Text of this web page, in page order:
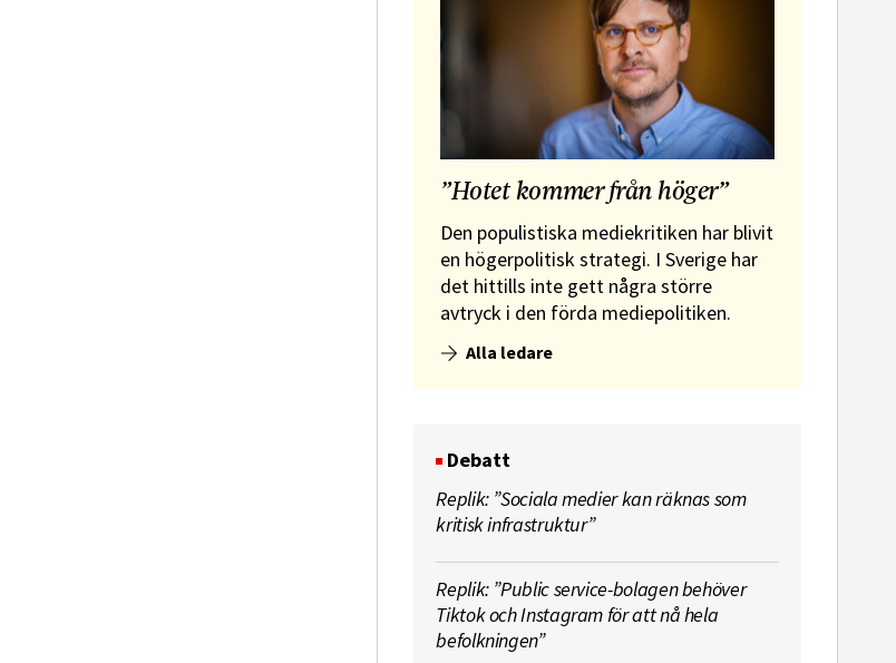
”Hotet kommer från höger”
Den populistiska mediekritiken har blivit
en högerpolitisk strategi. I Sverige har
det hittills inte gett några större
avtryck i den förda mediepolitiken.
Alla ledare
Debatt
Replik: ”Sociala medier kan räknas som
kritisk infrastruktur”
Replik: ”Public service-bolagen behöver
Tiktok och Instagram för att nå hela
befolkningen”